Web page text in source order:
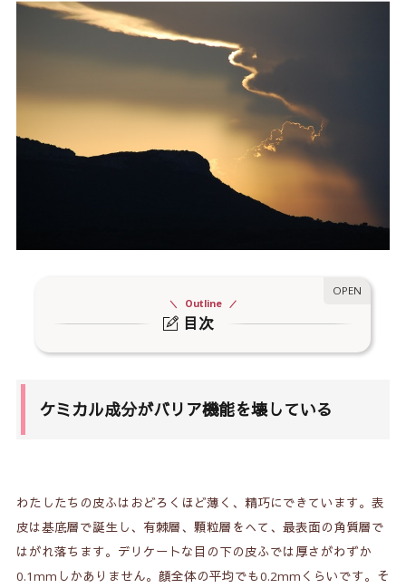
目次
Outline
3. バリア機能が失効すると水分は蒸発
ケミカル成分がバリア機能を壊している
わたしたちの皮ふはおどろくほど薄く、精巧にできています。表
皮は基底層で誕生し、有棘層、顆粒層をへて、最表面の角質層で
はがれ落ちます。デリケートな目の下の皮ふでは厚さがわずか
0.1mmしかありません。顔全体の平均でも0.2mmくらいです。そ